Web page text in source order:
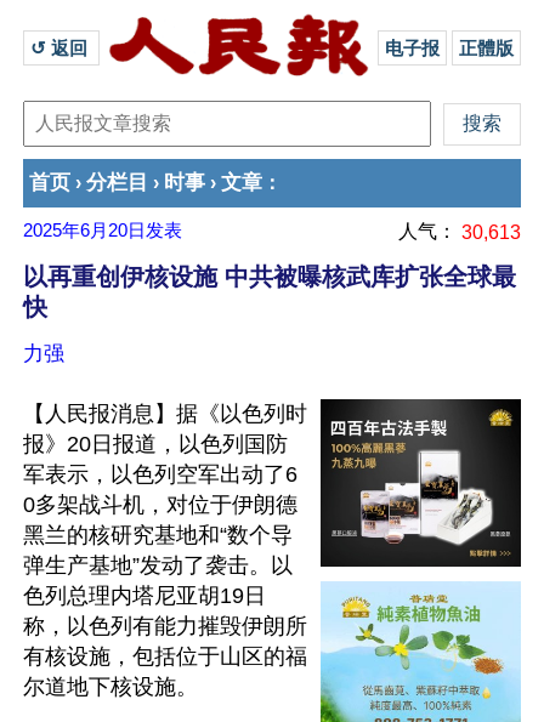
↺ 返回 电子报 正體版
首页 › 分栏目 › 时事 › 文章 ：
2025年6月20日 发表 人气： 30,613
以再重创伊核设施 中共被曝核武库扩张全球最
快
力强
【人民报消息】据《以色列时
报》20日报道，以色列国防
军表示，以色列空军出动了6
0多架战斗机，对位于伊朗德
黑兰的核研究基地和“数个导
弹生产基地”发动了袭击。以
色列总理内塔尼亚胡19日
称，以色列有能力摧毁伊朗所
有核设施，包括位于山区的福
尔道地下核设施。